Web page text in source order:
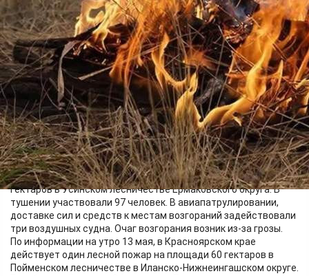
Происшествия
13.05.2026 11:18484
За минувшие сутки специалисты краевого Лесопожарного
центра ликвидировали один лесной пожар на площади 59
гектаров в Усинском лесничестве Ермаковского округа. В
тушении участвовали 97 человек. В авиапатрулировании,
доставке сил и средств к местам возгораний задействовали
три воздушных судна. Очаг возгорания возник из-за грозы.
По информации на утро 13 мая, в Красноярском крае
действует один лесной пожар на площади 60 гектаров в
Пойменском лесничестве в Иланско-Нижнеингашском округе.